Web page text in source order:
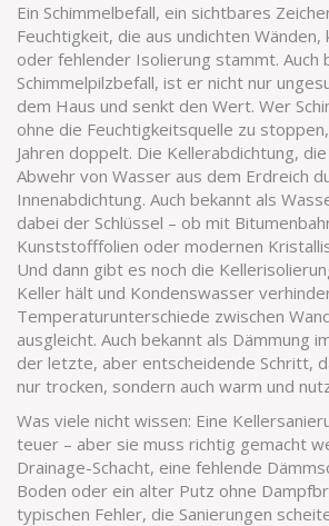
Ein Schimmelbefall, ein sichtbares
Feuchtigkeit, die aus undichten
oder fehlender Isolierung stammt. Auch
Schimmelpilzbefall, ist er nicht nur
dem Haus und senkt den Wert. Wer
ohne die Feuchtigkeitsquelle zu
Jahren doppelt. Die Kellerabdichtung,
Abwehr von Wasser aus dem Erdreich
Innenabdichtung. Auch bekannt als
dabei der Schlüssel – ob mit
Kunststofffolien oder modernen
Und dann gibt es noch die
Keller hält und Kondenswasser
Temperaturunterschiede zwischen
ausgleicht. Auch bekannt als Dämmung
der letzte, aber entscheidende Schritt,
nur trocken, sondern auch warm und
Was viele nicht wissen: Eine
teuer – aber sie muss richtig gemacht
Drainage-Schacht, eine fehlende
Boden oder ein alter Putz ohne
typischen Fehler, die Sanierungen